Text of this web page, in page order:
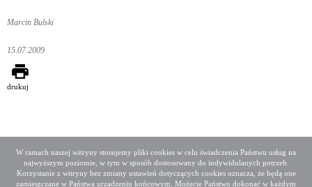
W ramach naszej witryny stosujemy pliki cookies w celu świadczenia Państwu usług na
najwyższym poziomie, w tym w sposób dostosowany do indywidulanych potrzeb.
Korzystanie z witryny bez zmiany ustawień dotyczących cookies oznacza, że będą one
zamieszczane w Państwa urządzeniu końcowym. Możecie Państwo dokonać w każdym
Marcin Bulski
15.07.2009
drukuj
Deklaracja dostępności
Mapa serwisu
Media społecznościowe
Twitter Facebook Linkedin